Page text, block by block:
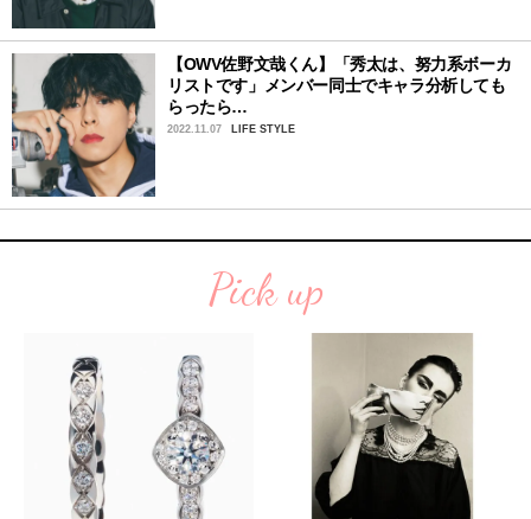
【OWV佐野文哉くん】「秀太は、努力系ボーカ
リストです」メンバー同士でキャラ分析しても
らったら…
2022.11.07 LIFE STYLE
Pick up